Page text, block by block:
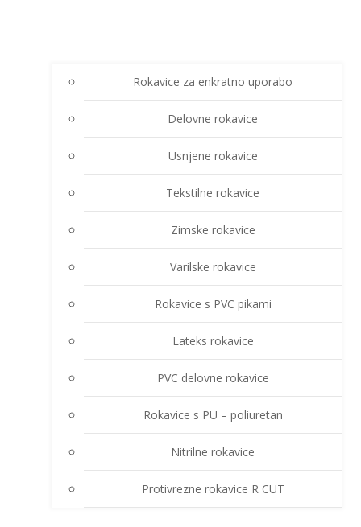
Rokavice za enkratno uporabo
Delovne rokavice
Usnjene rokavice
Tekstilne rokavice
Zimske rokavice
Varilske rokavice
Rokavice s PVC pikami
Lateks rokavice
PVC delovne rokavice
Rokavice s PU – poliuretan
Nitrilne rokavice
Protivrezne rokavice R CUT